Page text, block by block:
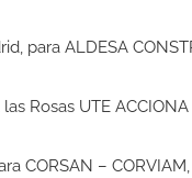
para ALDESA
Rosas UTE
CORSAN –